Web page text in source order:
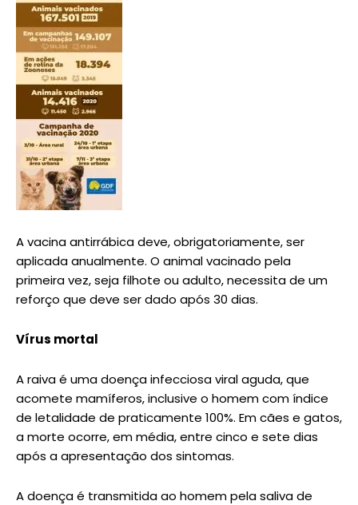
A vacina antirrábica deve, obrigatoriamente, ser
aplicada anualmente. O animal vacinado pela
primeira vez, seja filhote ou adulto, necessita de um
reforço que deve ser dado após 30 dias.
Vírus mortal
A raiva é uma doença infecciosa viral aguda, que
acomete mamíferos, inclusive o homem com índice
de letalidade de praticamente 100%. Em cães e gatos,
a morte ocorre, em média, entre cinco e sete dias
após a apresentação dos sintomas.
A doença é transmitida ao homem pela saliva de